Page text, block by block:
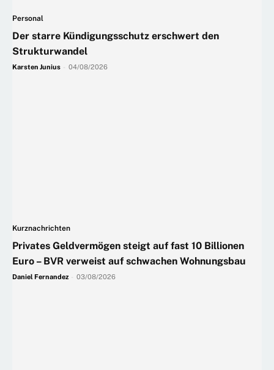
Personal
Der starre Kündigungsschutz erschwert den
Strukturwandel
Karsten Junius 04/08/2026
Kurznachrichten
Privates Geldvermögen steigt auf fast 10 Billionen
Euro – BVR verweist auf schwachen Wohnungsbau
Daniel Fernandez 03/08/2026